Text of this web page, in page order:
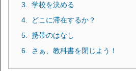
学校を決める
どこに滞在するか？
携帯のはなし
さぁ、教科書を閉じよう！